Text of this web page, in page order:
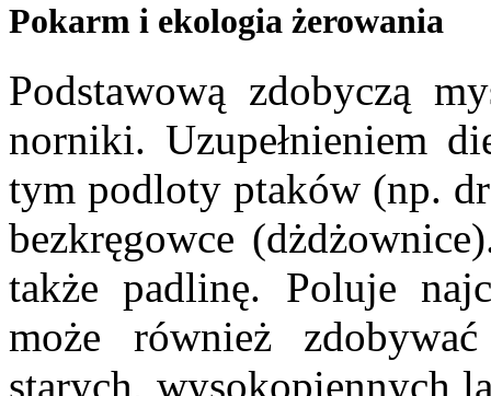
Pokarm i ekologia żerowania
Podstawową zdobyczą
norniki. Uzupełnieniem
tym podloty ptaków (np.
bezkręgowce
także padlinę. Poluje
może również
starych, wysokopiennych